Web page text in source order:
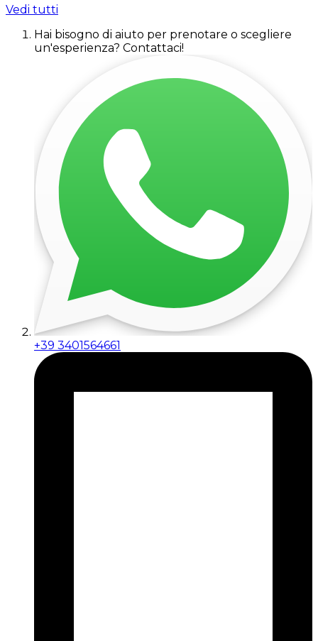
Vedi tutti
Hai bisogno di aiuto per prenotare o scegliere
un'esperienza? Contattaci!
+39 3401564661